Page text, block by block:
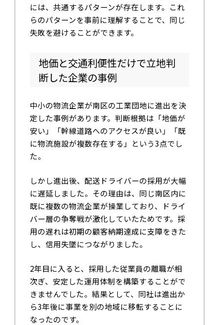
には、共通するパターンが存在します。これ
らのパターンを事前に理解することで、同じ
失敗を避けることができます。
地価と交通利便性だけで立地判
断した企業の事例
中小の物流企業が南区の工業団地に進出を決
定した事例があります。判断根拠は「地価が
安い」「幹線道路へのアクセスが良い」「既
に物流施設が複数存在する」という3点でし
た。
しかし進出後、配送ドライバーの採用が大幅
に遅延しました。その理由は、同じ南区内に
既に複数の物流企業が操業しており、ドライ
バー層の争奪戦が激化していたためです。採
用の遅れは初期の顧客納期達成に支障をきた
し、信用失墜につながりました。
2年目に入ると、採用した従業員の離職が相
次ぎ、安定した運用体制を構築することがで
きませんでした。結果として、同社は進出か
ら3年後に事業を別の地域に移転することに
なったのです。